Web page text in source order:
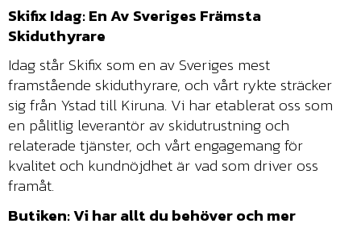
Skifix Idag: En Av Sveriges Främsta
Skiduthyrare
Idag står Skifix som en av Sveriges mest
framstående skiduthyrare, och vårt rykte sträcker
sig från Ystad till Kiruna. Vi har etablerat oss som
en pålitlig leverantör av skidutrustning och
relaterade tjänster, och vårt engagemang för
kvalitet och kundnöjdhet är vad som driver oss
framåt.
Butiken: Vi har allt du behöver och mer